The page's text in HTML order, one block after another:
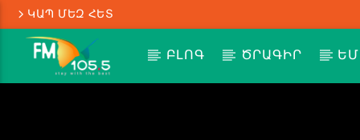
ԿԱՊ ՄԵԶ ՀԵՏ
ԲԼՈԳ ԾՐԱԳԻՐ